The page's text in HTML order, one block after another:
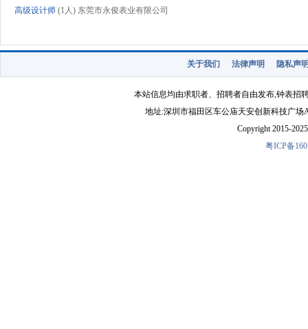
高级设计师 (1人) 东莞市永俊表业有限公司
关于我们 法律声明 隐私声
本站信息均由求职者、招聘者自由发布,钟表招
地址:深圳市福田区车公庙天安创新科技广场
Copyright 2015-
粤ICP备